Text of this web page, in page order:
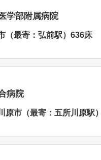
学部附属病院
（最寄：弘前駅）636床
病院
原市（最寄：五所川原駅